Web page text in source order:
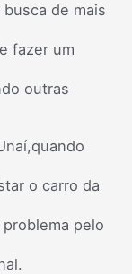
de mais
fazer um
outras
o carro da
pelo